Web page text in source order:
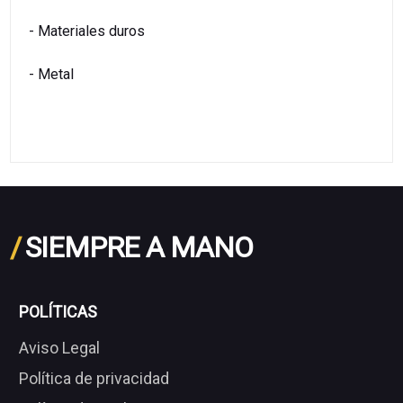
- Materiales duros
- Metal
/SIEMPRE A MANO
POLÍTICAS
Aviso Legal
Política de privacidad